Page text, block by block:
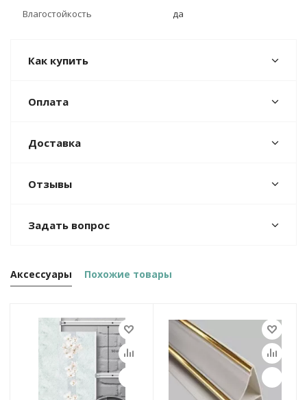
Влагостойкость да
Как купить
Оплата
Доставка
Отзывы
Задать вопрос
Аксессуары Похожие товары